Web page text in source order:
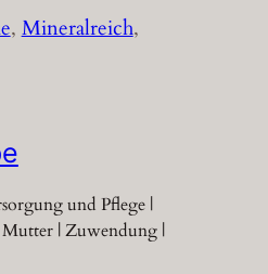
, Mineralreich
und Pflege |
| Zuwendung |